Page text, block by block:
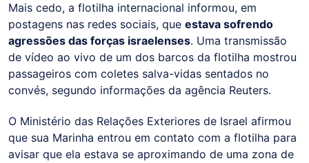
Mais cedo, a flotilha internacional informou, em
postagens nas redes sociais, que estava sofrendo
agressões das forças israelenses. Uma transmissão
de vídeo ao vivo de um dos barcos da flotilha mostrou
passageiros com coletes salva-vidas sentados no
convés, segundo informações da agência Reuters.
O Ministério das Relações Exteriores de Israel afirmou
que sua Marinha entrou em contato com a flotilha para
avisar que ela estava se aproximando de uma zona de